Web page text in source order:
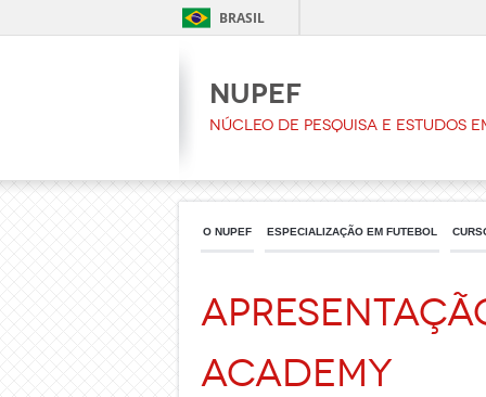
BRASIL
NUPEF
Núcleo de Pesquisa e Estudos
O NUPEF ESPECIALIZAÇÃO EM FUTEBOL
Academy